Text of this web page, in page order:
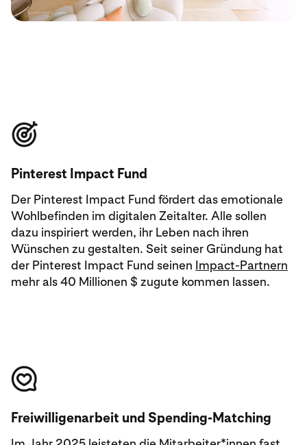
Pinterest Impact Fund
Der Pinterest Impact Fund fördert das emotionale
Wohlbefinden im digitalen Zeitalter. Alle sollen
dazu inspiriert werden, ihr Leben nach ihren
Wünschen zu gestalten. Seit seiner Gründung hat
der Pinterest Impact Fund seinen Impact-Partnern
mehr als 40 Millionen $ zugute kommen lassen.
Freiwilligenarbeit und Spending-Matching